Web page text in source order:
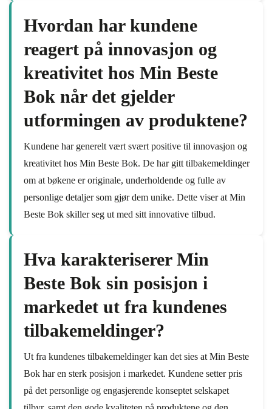
Hvordan har kundene
reagert på innovasjon og
kreativitet hos Min Beste
Bok når det gjelder
utformingen av produktene?
Kundene har generelt vært svært positive til innovasjon og
kreativitet hos Min Beste Bok. De har gitt tilbakemeldinger
om at bøkene er originale, underholdende og fulle av
personlige detaljer som gjør dem unike. Dette viser at Min
Beste Bok skiller seg ut med sitt innovative tilbud.
Hva karakteriserer Min
Beste Bok sin posisjon i
markedet ut fra kundenes
tilbakemeldinger?
Ut fra kundenes tilbakemeldinger kan det sies at Min Beste
Bok har en sterk posisjon i markedet. Kundene setter pris
på det personlige og engasjerende konseptet selskapet